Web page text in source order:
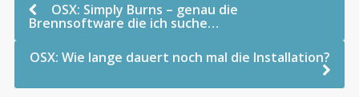
OSX: Simply Burns – genau die
Brennsoftware die ich suche…
OSX: Wie lange dauert noch mal die Installation?